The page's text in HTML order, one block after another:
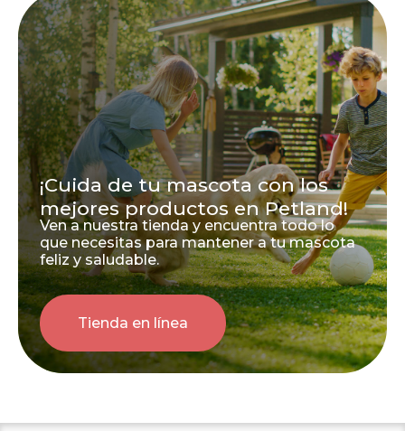
¡Cuida de tu mascota con los
mejores productos en Petland!
Ven a nuestra tienda y encuentra todo lo
que necesitas para mantener a tu mascota
feliz y saludable.
Tienda en línea